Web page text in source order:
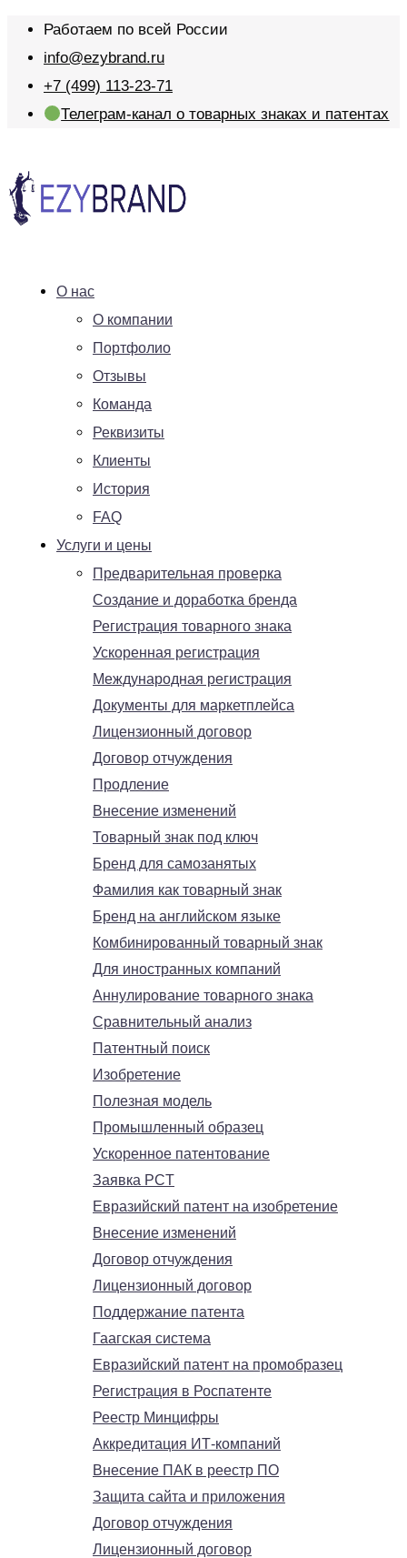
Работаем по всей России
info@ezybrand.ru
+7 (499) 113-23-71
Телеграм-канал о товарных знаках и патентах
О нас
О компании
Портфолио
Отзывы
Команда
Реквизиты
Клиенты
История
FAQ
Услуги и цены
Предварительная проверка
Создание и доработка бренда
Регистрация товарного знака
Ускоренная регистрация
Международная регистрация
Документы для маркетплейса
Лицензионный договор
Договор отчуждения
Продление
Внесение изменений
Товарный знак под ключ
Бренд для самозанятых
Фамилия как товарный знак
Бренд на английском языке
Комбинированный товарный знак
Для иностранных компаний
Аннулирование товарного знака
Сравнительный анализ
Патентный поиск
Изобретение
Полезная модель
Промышленный образец
Ускоренное патентование
Заявка PCT
Евразийский патент на изобретение
Внесение изменений
Договор отчуждения
Лицензионный договор
Поддержание патента
Гаагская система
Евразийский патент на промобразец
Регистрация в Роспатенте
Реестр Минцифры
Аккредитация ИТ-компаний
Внесение ПАК в реестр ПО
Защита сайта и приложения
Договор отчуждения
Лицензионный договор